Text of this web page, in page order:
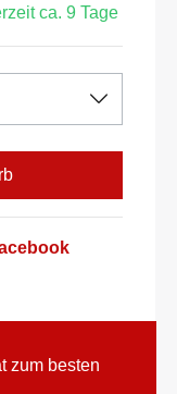
ca. 9 Tage
zum besten